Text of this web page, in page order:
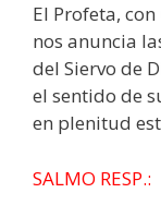
El Profeta,
nos anuncia
del Siervo de
el sentido de
en plenitud
SALMO RESP.: